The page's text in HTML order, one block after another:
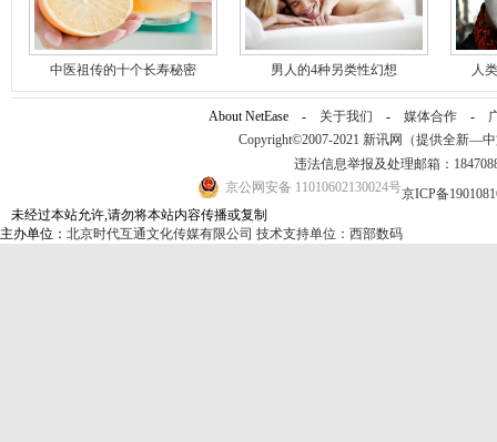
中医祖传的十个长寿秘密 男人的4种另类性幻想 人
About NetEase - 关于我们 - 媒体合作 -
Copyright©2007-2021 新讯网（提供全新—中
违法信息举报及处理邮箱：
京公网安备 11010602130024号京ICP备
未经过本站允许,请勿将本站内容传播或复制
主办单位： 北京时代互通文化传媒有限公司 技术支持单位：西部数码